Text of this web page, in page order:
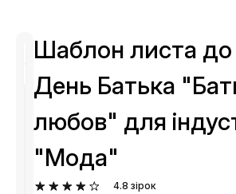
Шаблон листа до
День Батька
любов" для
"Мода"
4.8 зірок